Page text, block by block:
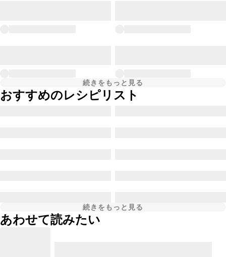
続きをもっと見る
おすすめのレシピリスト
続きをもっと見る
あわせて読みたい